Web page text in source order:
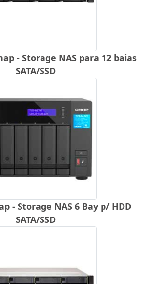
- Storage NAS para 12 baias
SATA/SSD
- Storage NAS 6 Bay p/ HDD
SATA/SSD